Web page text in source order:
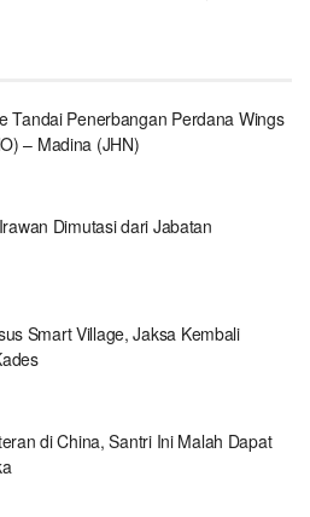
Tandai Penerbangan Perdana Wings
– Madina (JHN)
Dimutasi dari Jabatan
Smart Village, Jaksa Kembali
di China, Santri Ini Malah Dapat